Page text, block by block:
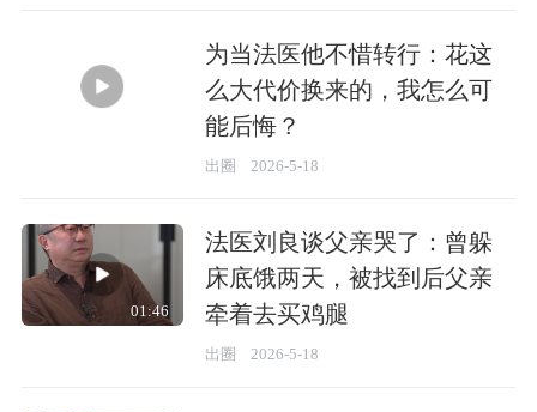
为当法医他不惜转行：花这
么大代价换来的，我怎么可
能后悔？
出圈 2026-5-18
01:46
法医刘良谈父亲哭了：曾躲
床底饿两天，被找到后父亲
牵着去买鸡腿
出圈 2026-5-18